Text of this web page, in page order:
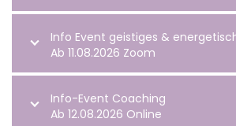
Info Event geistiges &
Ab 11.08.2026 Zoom
Info-Event Coaching
Ab 12.08.2026 Online